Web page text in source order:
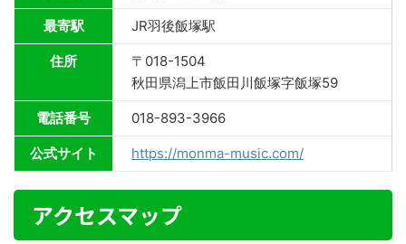
最寄駅 JR羽後飯塚駅
住所
〒018-1504
秋田県潟上市飯田川飯塚字飯塚59
電話番号 018-893-3966
公式サイト https://monma-music.com/
アクセスマップ